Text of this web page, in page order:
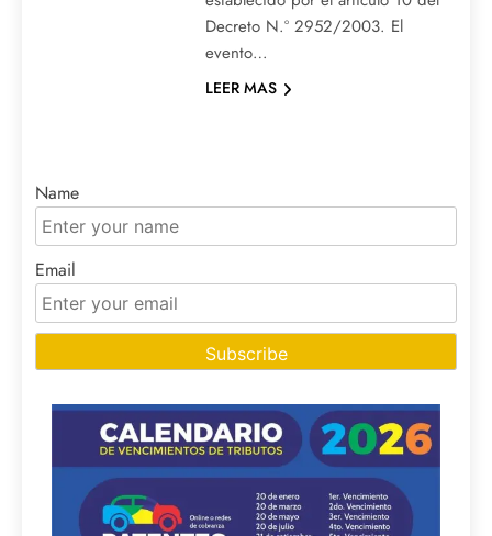
Decreto N.º 2952/2003. El
evento…
LEER MAS
Name
Email